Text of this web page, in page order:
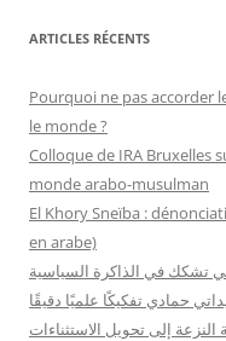
h
r
c
h
r
ARTICLES RÉCENTS
Pourquoi ne pas accorder
le monde ?
Colloque de IRA Bruxelles
monde arabo-musulman
El Khory Sneïba :
en arabe)
تشكك في الذاكرة السياسية
حمادي تفكيكًا علميًا دقيقًا
النزعة إلى تحويل الاستثناءات